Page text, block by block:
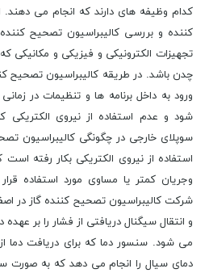
کدام وظیفه های دارند که انجام می
کننده و بررسی کالیبراسیون تصحیح
تجهیزات الکترونیکی و فیزیکی و مکانیکی
چدن باشد. در طریقه کالیبراسیون تصحیح
ورود به داخل برنامه ها و تنظیمات در
شود و عدم استفاده از نیروی
سوپلای خارجی در چگونگی کالیبراسیون
استفاده از نیروی الکتریکی بکار رفته
وجریان کمتر یا مساوی مورد استفاده
شرکت کالیبراسیون تصحیح کننده گاز در
و انتقال سیگنال دریافتی از فشار را بر
می شود. سنسور دما که برای دریافت دما
دمای سیال را انجام می دهد که به صورت